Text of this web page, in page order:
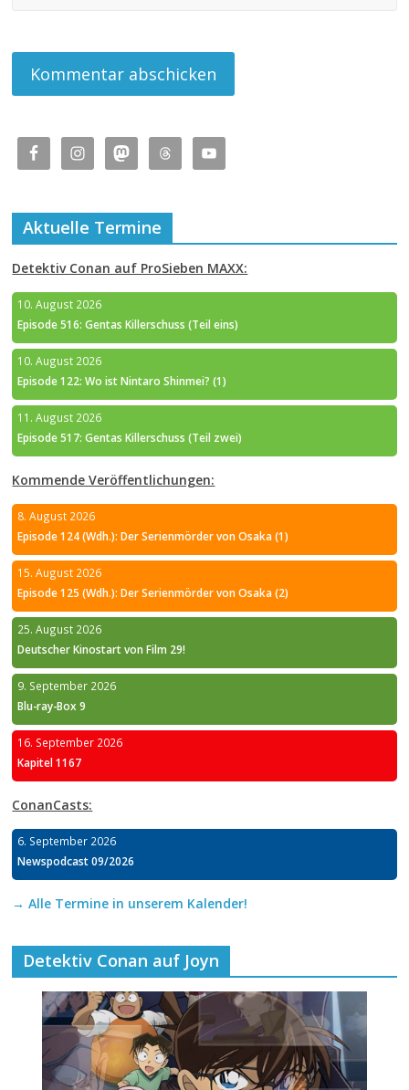
Aktuelle Termine
Detektiv Conan auf ProSieben MAXX:
10. August 2026
Episode 516: Gentas Killerschuss (Teil eins)
10. August 2026
Episode 122: Wo ist Nintaro Shinmei? (1)
11. August 2026
Episode 517: Gentas Killerschuss (Teil zwei)
Kommende Veröffentlichungen:
8. August 2026
Episode 124 (Wdh.): Der Serienmörder von Osaka (1)
15. August 2026
Episode 125 (Wdh.): Der Serienmörder von Osaka (2)
25. August 2026
Deutscher Kinostart von Film 29!
9. September 2026
Blu-ray-Box 9
16. September 2026
Kapitel 1167
ConanCasts:
6. September 2026
Newspodcast 09/2026
→ Alle Termine in unserem Kalender!
Detektiv Conan auf Joyn